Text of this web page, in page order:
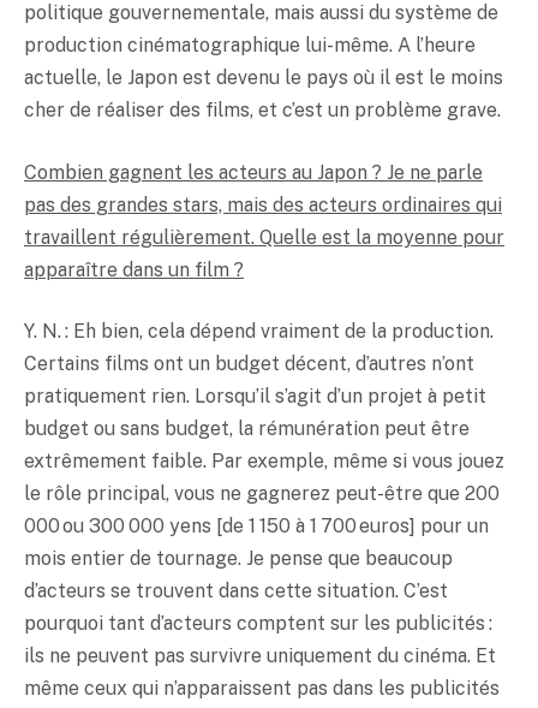
politique gouvernementale, mais aussi du système de
production cinématographique lui-même. A l’heure
actuelle, le Japon est devenu le pays où il est le moins
cher de réaliser des films, et c’est un problème grave.
Combien gagnent les acteurs au Japon ? Je ne parle
pas des grandes stars, mais des acteurs ordinaires qui
travaillent régulièrement. Quelle est la moyenne pour
apparaître dans un film ?
Y. N. : Eh bien, cela dépend vraiment de la production.
Certains films ont un budget décent, d’autres n’ont
pratiquement rien. Lorsqu’il s’agit d’un projet à petit
budget ou sans budget, la rémunération peut être
extrêmement faible. Par exemple, même si vous jouez
le rôle principal, vous ne gagnerez peut-être que 200
000 ou 300 000 yens [de 1 150 à 1 700 euros] pour un
mois entier de tournage. Je pense que beaucoup
d’acteurs se trouvent dans cette situation. C’est
pourquoi tant d’acteurs comptent sur les publicités :
ils ne peuvent pas survivre uniquement du cinéma. Et
même ceux qui n’apparaissent pas dans les publicités